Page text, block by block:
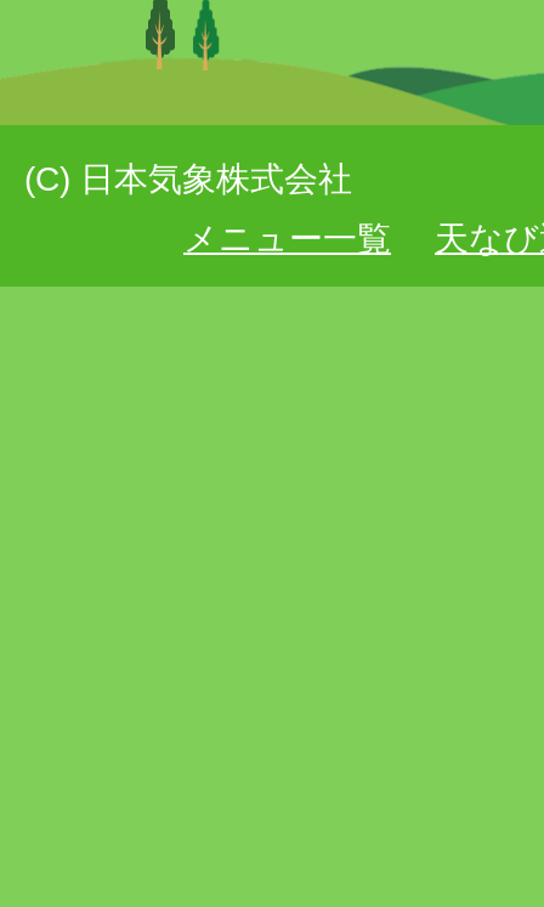
(C) 日本気象株式会社
メニュー一覧
天な